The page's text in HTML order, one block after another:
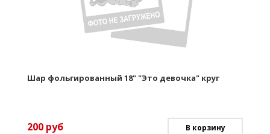
Шар фольгированный 18" "Это девочка" круг
200 руб В корзину